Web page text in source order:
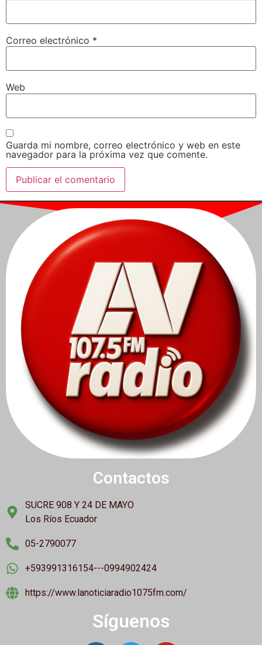
Correo electrónico *
Web
Guarda mi nombre, correo electrónico y web en este
navegador para la próxima vez que comente.
Contactos
SUCRE 908 Y 24 DE MAYO
Los Ríos Ecuador
05-2790077
+593991316154---0994902424
https://www.lanoticiaradio1075fm.com/
Síguenos